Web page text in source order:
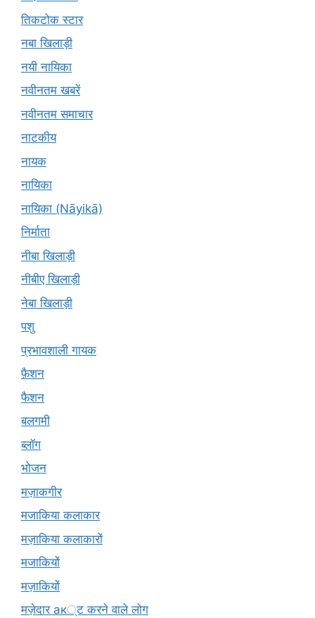
तिकटोक स्टार
नबा खिलाड़ी
नयी नायिका
नवीनतम खबरें
नवीनतम समाचार
नाटकीय
नायक
नायिका
नायिका (Nāyikā)
निर्माता
नीबा खिलाड़ी
नीबीए खिलाड़ी
नेबा खिलाड़ी
पशु
प्रभावशाली गायक
फ़ैशन
फैशन
बलगमी
ब्लॉग
भोजन
मज़ाकगीर
मजाकिया कलाकार
मज़ाकिया कलाकारों
मजाकियों
मज़ाकियों
मज़ेदार ак्ट करने वाले लोग